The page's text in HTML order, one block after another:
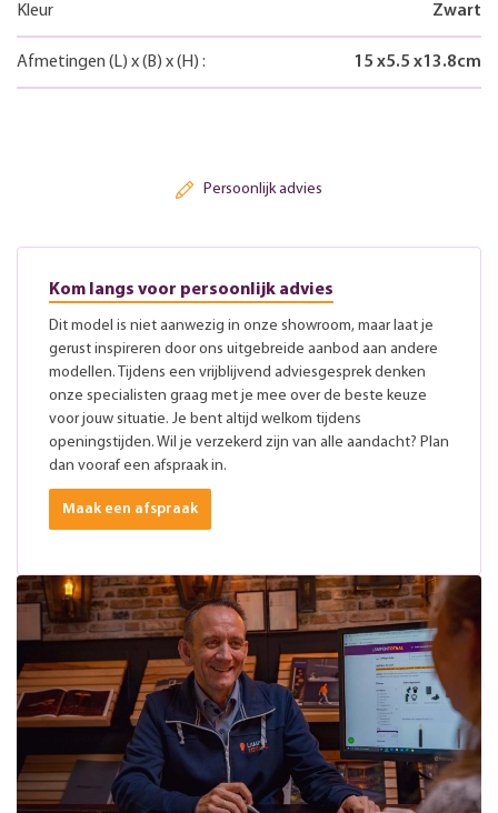
Kleur Zwart
Afmetingen (L) x(B) x(H) : 15 x5.5 x13.8cm
Persoonlijk advies
Kom langs voor persoonlijk advies
Dit model is niet aanwezig in onze showroom, maar laat je
gerust inspireren door ons uitgebreide aanbod aan andere
modellen. Tijdens een vrijblijvend adviesgesprek denken
onze specialisten graag met je mee over de beste keuze
voor jouw situatie. Je bent altijd welkom tijdens
openingstijden. Wil je verzekerd zijn van alle aandacht? Plan
dan vooraf een afspraak in.
Maak een afspraak